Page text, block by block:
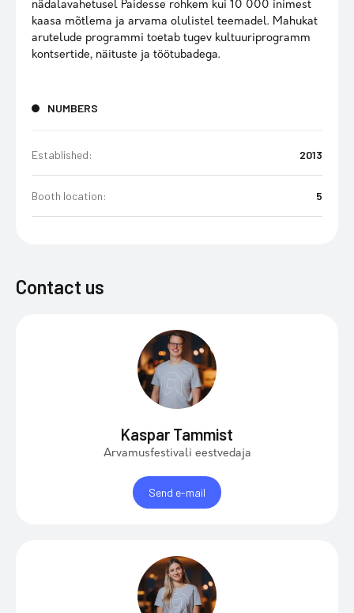
nädalavahetusel Paidesse rohkem kui 10 000 inimest
kaasa mõtlema ja arvama olulistel teemadel. Mahukat
arutelude programmi toetab tugev kultuuriprogramm
kontsertide, näituste ja töötubadega.
NUMBERS
Established: 2013
Booth location: 5
Contact us
Kaspar Tammist
Arvamusfestivali eestvedaja
Send e-mail